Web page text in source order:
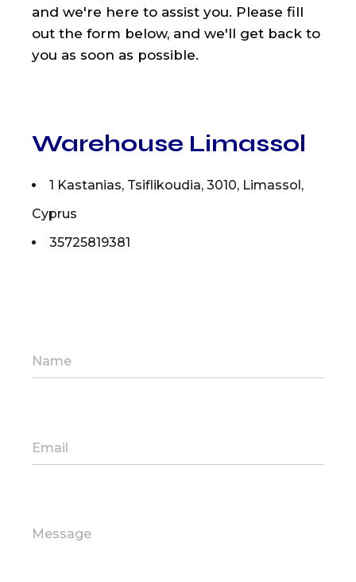
and we're here to assist you. Please fill
out the form below, and we'll get back to
you as soon as possible.
Warehouse Limassol
1 Kastanias, Tsiflikoudia, 3010, Limassol,
Cyprus
35725819381